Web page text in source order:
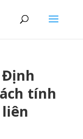
Định
tính